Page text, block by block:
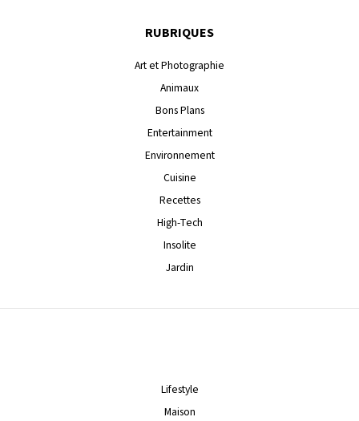
RUBRIQUES
Art et Photographie
Animaux
Bons Plans
Entertainment
Environnement
Cuisine
Recettes
High-Tech
Insolite
Jardin
Lifestyle
Maison